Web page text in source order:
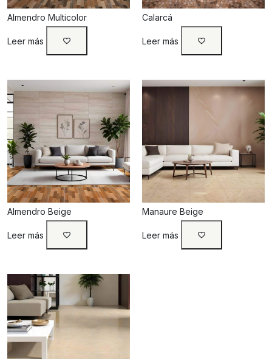
Almendro Multicolor
Leer más
Calarcá
Leer más
Almendro Beige
Leer más
Manaure Beige
Leer más